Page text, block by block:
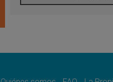
Tagle: La
como misión al